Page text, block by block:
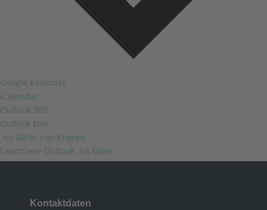
Google Kalender
iCalendar
Outlook 365
Outlook Live
.ics-Datei exportieren
Exportiere Outlook .ics Datei
Kontaktdaten